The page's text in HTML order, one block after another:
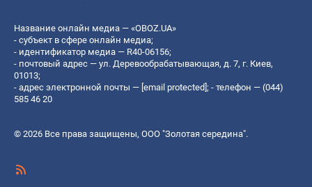
Название онлайн медиа — «OBOZ.UA»
- субъект в сфере онлайн медиа;
- идентификатор медиа — R40-06156;
- почтовый адрес — ул. Деревообрабатывающая, д. 7, г. Киев,
01013;
- адрес электронной почты — [email protected] ; - телефон — (044)
585 46 20
© 2026 Все права защищены, ООО "Золотая середина".